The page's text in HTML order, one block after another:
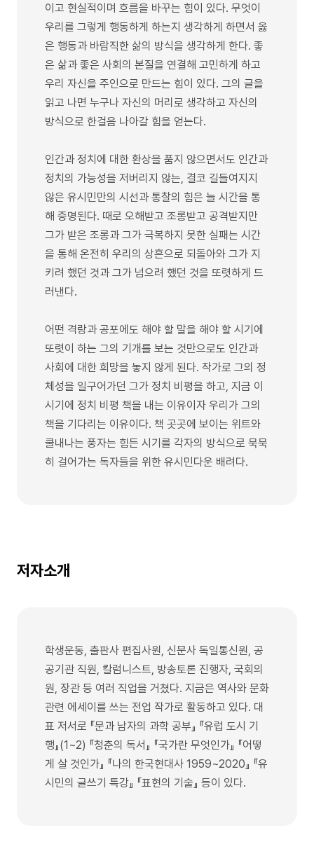
이고 현실적이며 흐름을 바꾸는 힘이 있다. 무엇이
우리를 그렇게 행동하게 하는지 생각하게 하면서 옳
은 행동과 바람직한 삶의 방식을 생각하게 한다. 좋
은 삶과 좋은 사회의 본질을 연결해 고민하게 하고
우리 자신을 주인으로 만드는 힘이 있다. 그의 글을
읽고 나면 누구나 자신의 머리로 생각하고 자신의
방식으로 한걸음 나아갈 힘을 얻는다.
인간과 정치에 대한 환상을 품지 않으면서도 인간과
정치의 가능성을 저버리지 않는, 결코 길들여지지
않은 유시민만의 시선과 통찰의 힘은 늘 시간을 통
해 증명된다. 때로 오해받고 조롱받고 공격받지만
그가 받은 조롱과 그가 극복하지 못한 실패는 시간
을 통해 온전히 우리의 상흔으로 되돌아와 그가 지
키려 했던 것과 그가 넘으려 했던 것을 또렷하게 드
러낸다.
어떤 격랑과 공포에도 해야 할 말을 해야 할 시기에
또렷이 하는 그의 기개를 보는 것만으로도 인간과
사회에 대한 희망을 놓지 않게 된다. 작가로 그의 정
체성을 일구어가던 그가 정치 비평을 하고, 지금 이
시기에 정치 비평 책을 내는 이유이자 우리가 그의
책을 기다리는 이유이다. 책 곳곳에 보이는 위트와
쿨내나는 풍자는 힘든 시기를 각자의 방식으로 묵묵
히 걸어가는 독자들을 위한 유시민다운 배려다.
저자소개
학생운동, 출판사 편집사원, 신문사 독일통신원, 공
공기관 직원, 칼럼니스트, 방송토론 진행자, 국회의
원, 장관 등 여러 직업을 거쳤다. 지금은 역사와 문화
관련 에세이를 쓰는 전업 작가로 활동하고 있다. 대
표 저서로 『문과 남자의 과학 공부』 『유럽 도시 기
행』(1~2) 『청춘의 독서』 『국가란 무엇인가』 『어떻
게 살 것인가』 『나의 한국현대사 1959~2020』 『유
시민의 글쓰기 특강』 『표현의 기술』 등이 있다.